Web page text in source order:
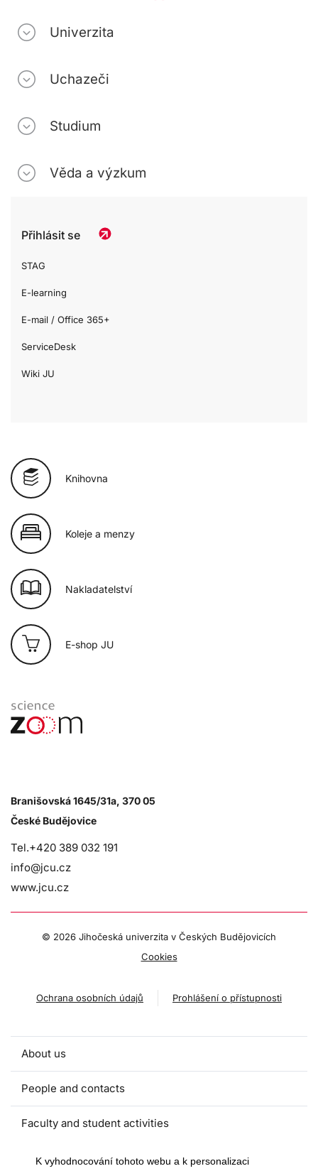
Univerzita
Uchazeči
Studium
Věda a výzkum
Přihlásit se
STAG
E-learning
E-mail / Office 365+
ServiceDesk
Wiki JU
Knihovna
Koleje a menzy
Nakladatelství
E-shop JU
Branišovská 1645/31a, 370 05
České Budějovice
Tel.+420 389 032 191
info@jcu.cz
www.jcu.cz
© 2026 Jihočeská univerzita v Českých Budějovicích
Cookies
Ochrana osobních údajů Prohlášení o přístupnosti
About us
People and contacts
Faculty and student activities
Projects and strategic partnerships
K vyhodnocování tohoto webu a k personalizaci